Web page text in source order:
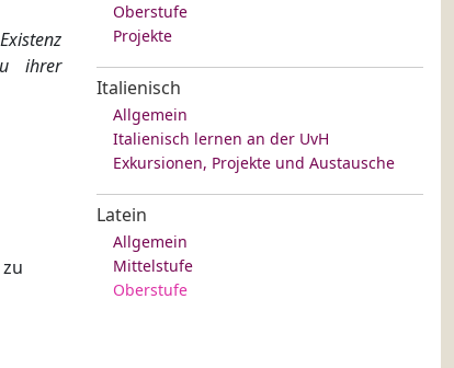
ihrer
Oberstufe
Projekte
Italienisch
Allgemein
Italienisch lernen an der UvH
Exkursionen, Projekte und Austausche
Latein
Allgemein
Mittelstufe
Oberstufe